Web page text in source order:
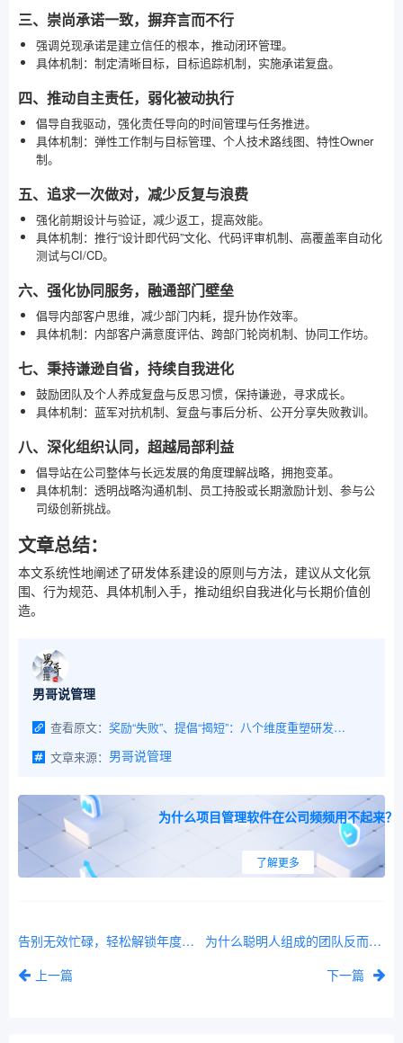
三、崇尚承诺一致，摒弃言而不行
强调兑现承诺是建立信任的根本，推动闭环管理。
具体机制：制定清晰目标，目标追踪机制，实施承诺复盘。
四、推动自主责任，弱化被动执行
倡导自我驱动，强化责任导向的时间管理与任务推进。
具体机制：弹性工作制与目标管理、个人技术路线图、特性Owner
制。
五、追求一次做对，减少反复与浪费
强化前期设计与验证，减少返工，提高效能。
具体机制：推行“设计即代码”文化、代码评审机制、高覆盖率自动化
测试与CI/CD。
六、强化协同服务，融通部门壁垒
倡导内部客户思维，减少部门内耗，提升协作效率。
具体机制：内部客户满意度评估、跨部门轮岗机制、协同工作坊。
七、秉持谦逊自省，持续自我进化
鼓励团队及个人养成复盘与反思习惯，保持谦逊，寻求成长。
具体机制：蓝军对抗机制、复盘与事后分析、公开分享失败教训。
八、深化组织认同，超越局部利益
倡导站在公司整体与长远发展的角度理解战略，拥抱变革。
具体机制：透明战略沟通机制、员工持股或长期激励计划、参与公
司级创新挑战。
文章总结：
本文系统性地阐述了研发体系建设的原则与方法，建议从文化氛
围、行为规范、具体机制入手，推动组织自我进化与长期价值创
造。
男哥说管理
查看原文：
奖励“失败”、提倡“揭短”：八个维度重塑研发团队的文化氛围
文章来源：
男哥说管理
为什么项目管理软件在公司频频用不起来？
了解更多
告别无效忙碌，轻松解锁年度经营计划，搞定明年增长路径
上一篇
为什么聪明人组成的团队反而不易达成共识
下一篇